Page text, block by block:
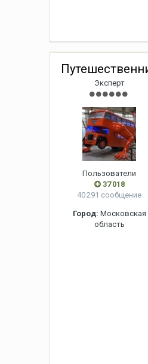
Эксперт
Пользователи
37 018
40 291 сообщение
Город: Московская
область